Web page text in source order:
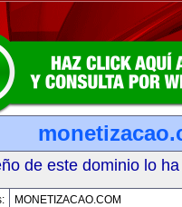
de este dominio lo
MONETIZACAO.COM